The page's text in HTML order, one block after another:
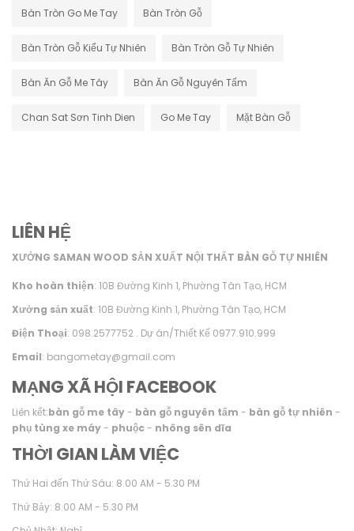
Bàn Tròn Go Me Tay Bàn Tròn Gỗ
Bàn Tròn Gỗ Kiểu Tự Nhiên Bàn Tròn Gỗ Tự Nhiên
Bàn Ăn Gỗ Me Tây Bàn Ăn Gỗ Nguyên Tấm
Chan Sat Sơn Tinh Dien Go Me Tay Mặt Bàn Gỗ
LIÊN HỆ
XƯỞNG SAMAN WOOD SẢN XUẤT NỘI THẤT BÀN GỖ TỰ NHIÊN
Kho hoàn thiện: 10B Đường Kinh 1, Phường Tân Tạo, HCM
Xưởng sản xuất: 10B Đường Kinh 1, Phường Tân Tạo, HCM
Điện Thoại: 098.2577752 . Dự án/Thiết Kế 0977.910.999
Email: bangometay@gmail.com
MẠNG XÃ HỘI FACEBOOK
Liên kết:bàn gỗ me tây- bàn gỗ nguyên tấm - bàn gỗ tự nhiên -
phụ tùng xe máy- phuộc- nhông sên dĩa
THỜI GIAN LÀM VIỆC
Thứ Hai đến Thứ Sáu: 8.00 AM - 5.30 PM
Thứ Bảy: 8.00 AM - 5.30 PM